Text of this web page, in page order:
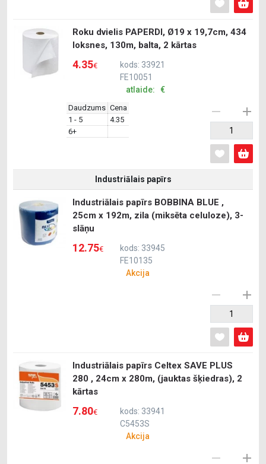
Roku dvielis PAPERDI, Ø19 x 19,7cm, 434
loksnes, 130m, balta, 2 kārtas
4.35€
kods: 33921
FE10051
atlaide: €
Daudzums Cena
1 - 5
4.35
6+
Industriālais papīrs
Industriālais papīrs BOBBINA BLUE ,
25cm x 192m, zila (miksēta celuloze), 3-
slāņu
12.75€
kods: 33945
FE10135
Akcija
Industriālais papīrs Celtex SAVE PLUS
280 , 24cm x 280m, (jauktas šķiedras), 2
kārtas
7.80€
kods: 33941
C5453S
Akcija